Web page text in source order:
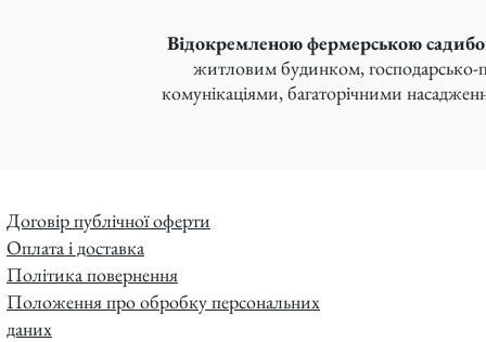
Відокремленою фермерською
житловим будинком,
комунікаціями, багаторічними
Договір публічної оферти
Оплата і доставка
Політика повернення
Положення про обробку персональних
даних